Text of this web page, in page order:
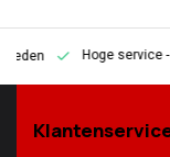
Hoge service-